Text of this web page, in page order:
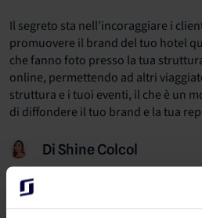
Il segreto sta nell’incoraggiare i
promuovere il brand del tuo hotel
che fanno foto presso la tua
online, permettendo ad altri
struttura e i tuoi eventi, il che è un
di diffondere il tuo brand e la tua
Di Shine Colcol